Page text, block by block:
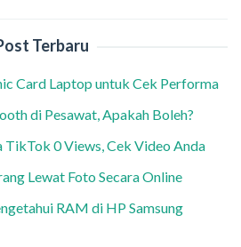
Terbaru
Card Laptop untuk Cek Performa
di Pesawat, Apakah Boleh?
TikTok 0 Views, Cek Video Anda
Lewat Foto Secara Online
RAM di HP Samsung